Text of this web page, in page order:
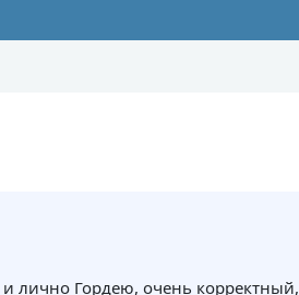
лично Гордею, очень корректный,